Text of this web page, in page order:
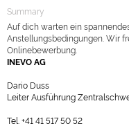
Summary
Auf dich warten ein
Anstellungsbedingungen. Wir
Onlinebewerbung.
INEVO AG
Dario Duss
Leiter Ausführung
Tel. +41 41 517 50 52